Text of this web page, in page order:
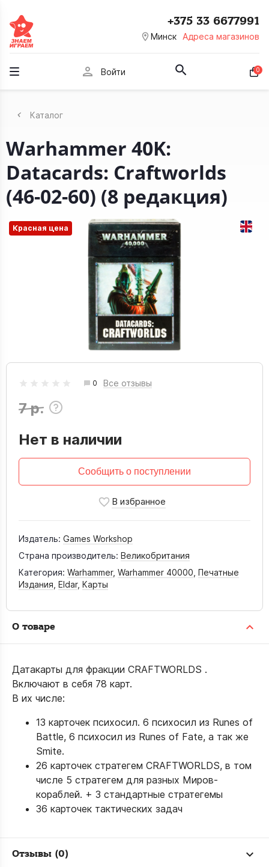
room Минск Адреса магазинов
+375 33 6677991
person Войти 0
Каталог
Warhammer 40K:
Datacards: Craftworlds
(46-02-60) (8 редакция)
Красная цена
0 Все отзывы
7 р.
Нет в наличии
Сообщить о поступлении
Издатель: Games Workshop
Страна производитель: Великобритания
Категория: Warhammer, Warhammer 40000 Печатные
Издания Eldar, Карты
О товаре
Датакарты для фракции CRAFTWORLDS .
Включают в себя 78 карт.
В их числе:
13 карточек психосил. 6 психосил из Runes of
Battle, 6 психосил из Runes of Fate, а так же
Smite.
26 карточек стратегем CRAFTWORLDS, в том
числе 5 стратегем для разных Миров-
кораблей. + 3 стандартные стратегемы
36 карточек тактических задач
Отзывы (0)